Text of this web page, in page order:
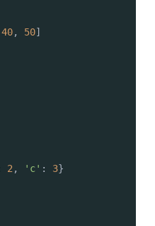
40, 50
2 , 'c' : 3